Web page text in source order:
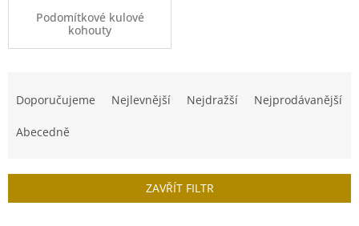
Podomítkové kulové
kohouty
r
Doporučujeme Nejlevnější Nejdražší Nejprodávanější
Abecedně
ZAVŘÍT FILTR